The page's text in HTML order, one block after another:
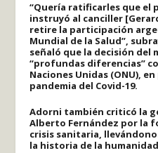
“Quería ratificarles que el
instruyó al canciller
retire la participación
Mundial de la Salud”,
señaló que la decisión del
“profundas diferencias”
Naciones Unidas (ONU),
pandemia del Covid-19.
Adorni también criticó la
Alberto Fernández por la
crisis sanitaria,
la historia de la